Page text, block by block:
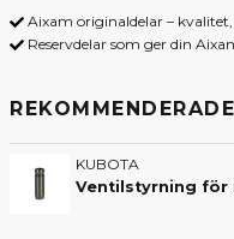
Aixam originaldelar –
Reservdelar som ger din
KUBOTA